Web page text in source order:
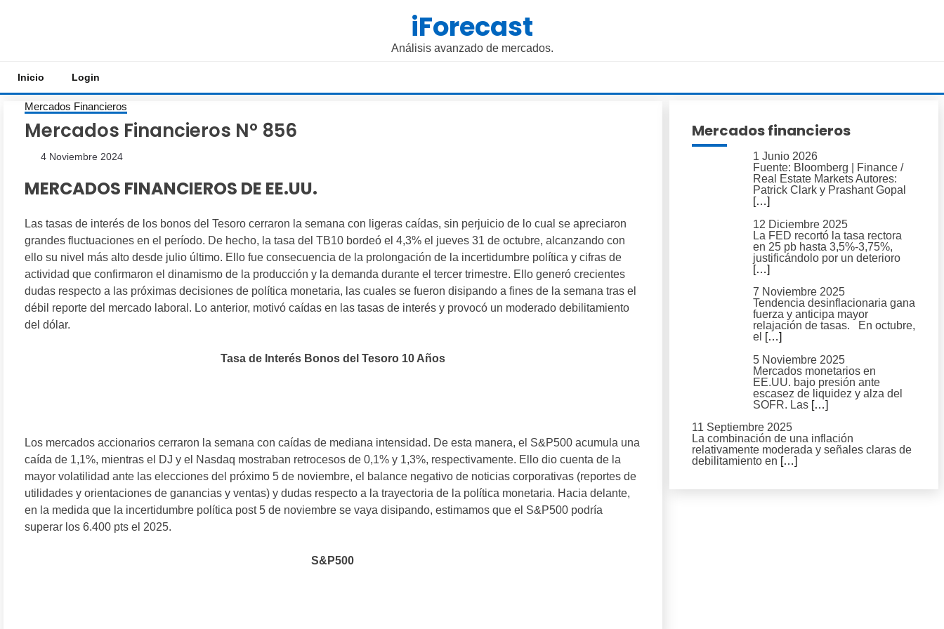
iForecast
Análisis avanzado de mercados.
Inicio Login
Mercados Financieros
Mercados Financieros Nº 856
4 Noviembre 2024
MERCADOS FINANCIEROS DE EE.UU.
Las tasas de interés de los bonos del Tesoro cerraron la semana con ligeras caídas, sin perjuicio de lo cual se apreciaron
grandes fluctuaciones en el período. De hecho, la tasa del TB10 bordeó el 4,3% el jueves 31 de octubre, alcanzando con
ello su nivel más alto desde julio último. Ello fue consecuencia de la prolongación de la incertidumbre política y cifras de
actividad que confirmaron el dinamismo de la producción y la demanda durante el tercer trimestre. Ello generó crecientes
dudas respecto a las próximas decisiones de política monetaria, las cuales se fueron disipando a fines de la semana tras el
débil reporte del mercado laboral. Lo anterior, motivó caídas en las tasas de interés y provocó un moderado debilitamiento
del dólar.
Tasa de Interés Bonos del Tesoro 10 Años
Los mercados accionarios cerraron la semana con caídas de mediana intensidad. De esta manera, el S&P500 acumula una
caída de 1,1%, mientras el DJ y el Nasdaq mostraban retrocesos de 0,1% y 1,3%, respectivamente. Ello dio cuenta de la
mayor volatilidad ante las elecciones del próximo 5 de noviembre, el balance negativo de noticias corporativas (reportes de
utilidades y orientaciones de ganancias y ventas) y dudas respecto a la trayectoria de la política monetaria. Hacia delante,
en la medida que la incertidumbre política post 5 de noviembre se vaya disipando, estimamos que el S&P500 podría
superar los 6.400 pts el 2025.
S&P500
Mercados financieros
1 Junio 2026
Fuente: Bloomberg | Finance /
Real Estate Markets Autores:
Patrick Clark y Prashant Gopal
[…]
12 Diciembre 2025
La FED recortó la tasa rectora
en 25 pb hasta 3,5%-3,75%,
justificándolo por un deterioro
[…]
7 Noviembre 2025
Tendencia desinflacionaria gana
fuerza y anticipa mayor
relajación de tasas. En octubre,
el […]
5 Noviembre 2025
Mercados monetarios en
EE.UU. bajo presión ante
escasez de liquidez y alza del
SOFR. Las […]
11 Septiembre 2025
La combinación de una inflación
relativamente moderada y señales claras de
debilitamiento en […]